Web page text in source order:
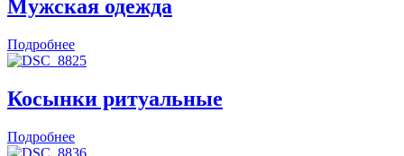
Мужская одежда
Подробнее
Косынки ритуальные
Подробнее